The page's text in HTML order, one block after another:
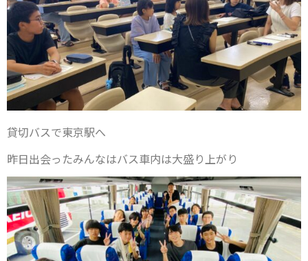
貸切バスで東京駅へ
昨日出会ったみんなはバス車内は大盛り上がり